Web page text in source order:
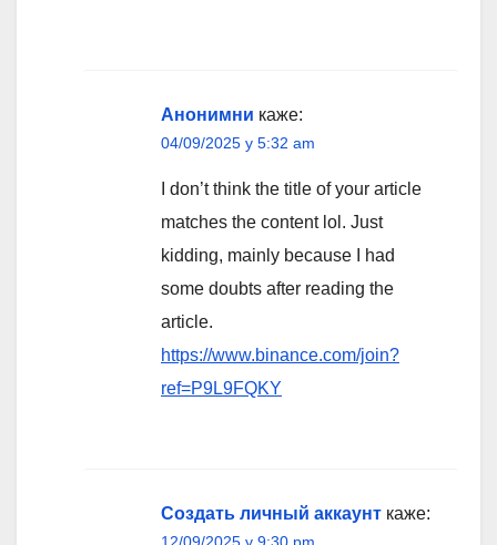
Анонимни каже:
04/09/2025 у 5:32 am
I don’t think the title of your article
matches the content lol. Just
kidding, mainly because I had
some doubts after reading the
article.
https://www.binance.com/join?
ref=P9L9FQKY
Создать личный аккаунт каже: